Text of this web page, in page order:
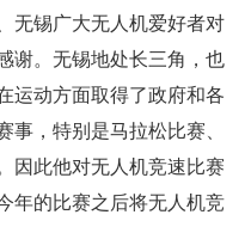
无锡广大无人机爱好者对
谢。无锡地处长三角，也
运动方面取得了政府和各
事，特别是马拉松比赛、
因此他对无人机竞速比赛
年的比赛之后将无人机竞